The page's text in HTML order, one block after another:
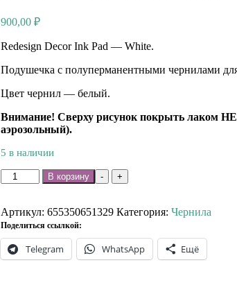
900,00 ₽
Redesign Decor Ink Pad — White.
Подушечка с полуперманентными чернилами
Цвет чернил — белый.
Внимание! Сверху рисунок покрыть лаком НЕ
аэрозольный).
5 в наличии
-
Количество
товара
для
штампов
полуперманентная
белая.
+
В корзину
Артикул: 655350651329 Категория: Чернила
Поделиться ссылкой:
Telegram WhatsApp Ещё